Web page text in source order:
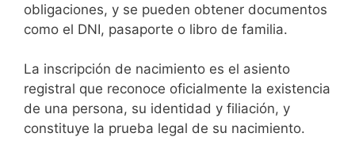
obligaciones, y se pueden obtener documentos
como el DNI, pasaporte o libro de familia.
La inscripción de nacimiento es el asiento
registral que reconoce oficialmente la existencia
de una persona, su identidad y filiación, y
constituye la prueba legal de su nacimiento.